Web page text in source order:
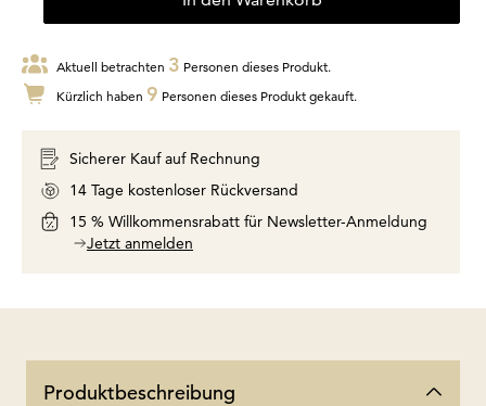
Aktuell betrachten 3 Personen dieses Produkt.
Kürzlich haben 9 Personen dieses Produkt gekauft.
Sicherer Kauf auf Rechnung
14 Tage kostenloser Rückversand
15 % Willkommensrabatt für Newsletter-Anmeldung
Jetzt anmelden
Produktbeschreibung